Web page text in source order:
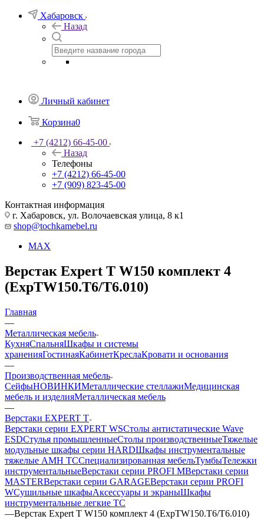
Хабаровск
Назад
Личный кабинет
Корзина0
+7 (4212) 66-45-00
Назад
Телефоны
+7 (4212) 66-45-00
+7 (909) 823-45-00
Контактная информация
г. Хабаровск, ул. Волочаевская улица, 8 к1
shop@tochkamebel.ru
MAX
Верстак Expert T W150 комплект 4
(ExpTW150.T6/T6.010)
Главная
—
Металлическая мебель
КухняСпальняШкафы и системы
храненияГостинаяКабинетКреслаКровати и основания
—
Производственная мебель
СейфыНОВИНКИМеталлические стеллажиМедицинская
мебель и изделияМеталлическая мебель
—
Верстаки EXPERT T
Верстаки серии EXPERT WSСтолы антистатические Wave
ESDСтулья промышленныеСтолы производственныеТяжелые
модульные шкафы серии HARDШкафы инструментальные
тяжелые AMH TCCпециализированная мебельТумбыТележки
инструментальныеВерстаки серии PROFI MВерстаки серии
MASTERВерстаки серии GARAGEВерстаки серии PROFI
WCушильные шкафыАксессуары и экраныШкафы
инструментальные легкие ТС
—Верстак Expert T W150 комплект 4 (ExpTW150.T6/T6.010)